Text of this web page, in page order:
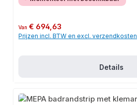
Normale prijs:
Van€ 694,63
Prijzen incl. BTW en excl. verzendkosten
Details